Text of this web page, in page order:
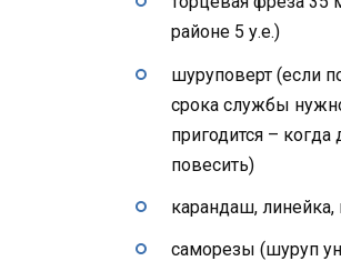
районе 5 у.е.)
шуруповерт (если
срока службы
пригодится –
повесить)
карандаш,
саморезы (шуруп